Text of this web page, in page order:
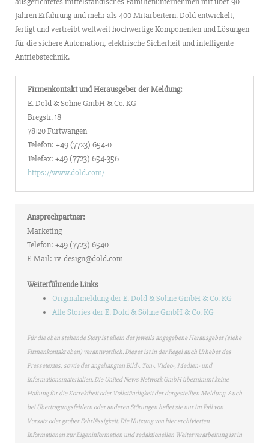
Jahren Erfahrung und mehr als 400 Mitarbeitern. Dold entwickelt,
fertigt und vertreibt weltweit hochwertige Komponenten und Lösungen
für die sichere Automation, elektrische Sicherheit und intelligente
Antriebstechnik.
Firmenkontakt und Herausgeber der Meldung:
E. Dold & Söhne GmbH & Co. KG
Bregstr. 18
78120 Furtwangen
Telefon: +49 (7723) 654-0
Telefax: +49 (7723) 654-356
https://www.dold.com/
Ansprechpartner:
Marketing
Telefon: +49 (7723) 6540
E-Mail: rv-design@dold.com
Weiterführende Links
Originalmeldung der E. Dold & Söhne GmbH & Co. KG
Alle Stories der E. Dold & Söhne GmbH & Co. KG
Für die oben stehende Story ist allein der jeweils angegebene Herausgeber (siehe
Firmenkontakt oben) verantwortlich. Dieser ist in der Regel auch Urheber des
Pressetextes, sowie der angehängten Bild-, Ton-, Video-, Medien- und
Informationsmaterialien. Die United News Network GmbH übernimmt keine
Haftung für die Korrektheit oder Vollständigkeit der dargestellten Meldung. Auch
bei Übertragungsfehlern oder anderen Störungen haftet sie nur im Fall von
Vorsatz oder grober Fahrlässigkeit. Die Nutzung von hier archivierten
Informationen zur Eigeninformation und redaktionellen Weiterverarbeitung ist in